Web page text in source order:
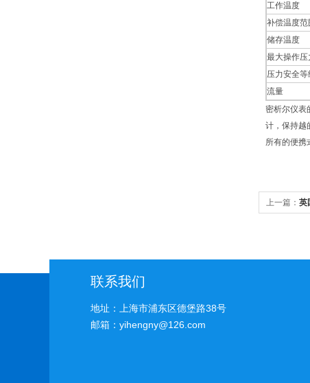
工作温度
补偿温度范
储存温度
最大操作压
压力安全等
流量
密析尔仪表
计，保持越
所有的便携
上一篇： 英
联系我们
地址：上海市浦东区德堡路38号
邮箱：yihengny@126.com